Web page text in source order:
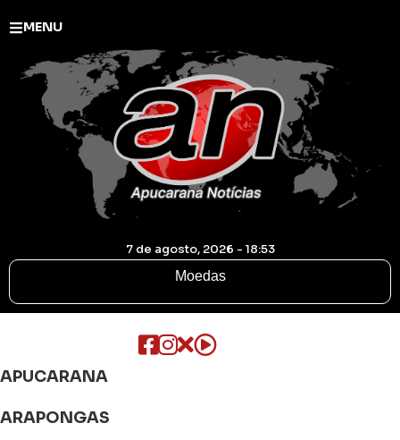
MENU
7 de agosto, 2026 - 18:53
Moedas
APUCARANA
ARAPONGAS